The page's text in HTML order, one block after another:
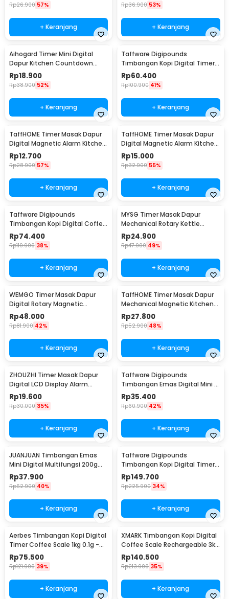
Rp26.900 57%
+ Keranjang
Rp36.900 53%
+ Keranjang
Aihogard Timer Mini Digital
Dapur Kitchen Countdown
Timer - II5
Rp18.900
Rp38.900 52%
+ Keranjang
Taffware Digipounds
Timbangan Kopi Digital Timer
Coffee Scale 0.1g 5kg - MS-K07
Rp60.400
Rp100.900 41%
+ Keranjang
TaffHOME Timer Masak Dapur
Digital Magnetic Alarm Kitchen
Countdown - JS-113
Rp12.700
Rp28.900 57%
+ Keranjang
TaffHOME Timer Masak Dapur
Digital Magnetic Alarm Kitchen
Countdown - T10
Rp15.000
Rp32.900 55%
+ Keranjang
Taffware Digipounds
Timbangan Kopi Digital Coffee
Scale 3kg 0.1-1g - EK6002
Rp74.400
Rp119.900 38%
+ Keranjang
MYSG Timer Masak Dapur
Mechanical Rotary Kettle
Kitchen Countdown - M-63
Rp24.900
Rp47.900 49%
+ Keranjang
WEMGO Timer Masak Dapur
Digital Rotary Magnetic
Kitchen Countdown - H-217
Rp48.000
Rp81.900 42%
+ Keranjang
TaffHOME Timer Masak Dapur
Mechanical Magnetic Kitchen
Countdown - QR-60
Rp27.800
Rp52.900 48%
+ Keranjang
ZHOUZHI Timer Masak Dapur
Digital LCD Display Alarm
Kitchen Countdown - ZK-2206
Rp19.600
Rp30.000 35%
+ Keranjang
Taffware Digipounds
Timbangan Emas Digital Mini 7
Units 0.01g 500g - CX-88
Rp35.400
Rp60.900 42%
+ Keranjang
JUANJUAN Timbangan Emas
Mini Digital Multifungsi 200g
0.01g - ATP136
Rp37.900
Rp62.900 40%
+ Keranjang
Taffware Digipounds
Timbangan Kopi Digital Timer
Coffee Scale 2kg 0.1g - CN668
Rp149.700
Rp225.900 34%
+ Keranjang
Aerbes Timbangan Kopi Digital
Timer Coffee Scale 1kg 0.1g -
CX1000G
Rp75.500
Rp121.900 39%
+ Keranjang
XMARK Timbangan Kopi Digital
Coffee Scale Rechargeable 3kg
0.1g - CX-3
Rp140.500
Rp213.900 35%
+ Keranjang